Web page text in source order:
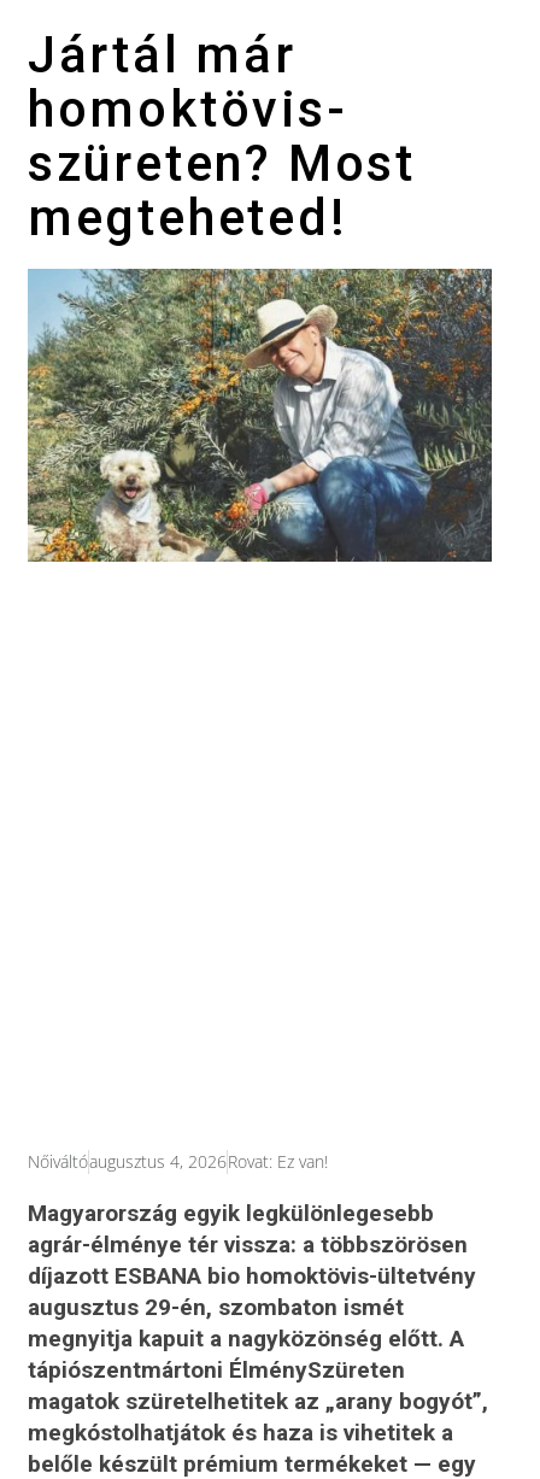
Jártál már
homoktövis-
szüreten? Most
megteheted!
Nőiváltóaugusztus 4, 2026Rovat: Ez van!
Magyarország egyik legkülönlegesebb
agrár-élménye tér vissza: a többszörösen
díjazott ESBANA bio homoktövis-ültetvény
augusztus 29-én, szombaton ismét
megnyitja kapuit a nagyközönség előtt. A
tápiószentmártoni ÉlménySzüreten
magatok szüretelhetitek az „arany bogyót”,
megkóstolhatjátok és haza is vihetitek a
belőle készült prémium termékeket — egy